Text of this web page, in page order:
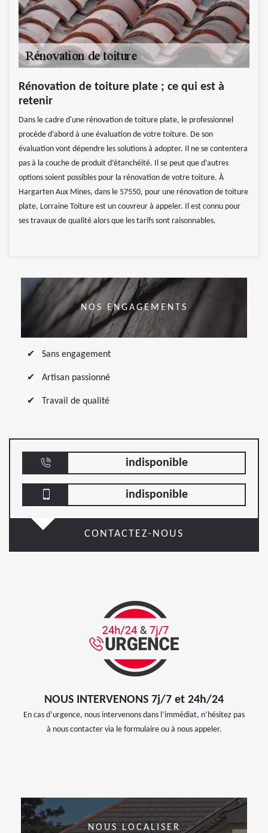
Rénovation de toiture plate ; ce qui est à
retenir
Dans le cadre d'une rénovation de toiture plate, le professionnel
procède d’abord à une évaluation de votre toiture. De son
évaluation vont dépendre les solutions à adopter. Il ne se contentera
pas à la couche de produit d’étanchéité. Il se peut que d’autres
options soient possibles pour la rénovation de votre toiture. À
Hargarten Aux Mines, dans le 57550, pour une rénovation de toiture
plate, Lorraine Toiture est un couvreur à appeler. Il est connu pour
ses travaux de qualité alors que les tarifs sont raisonnables.
NOS ENGAGEMENTS
Sans engagement
Artisan passionné
Travail de qualité
indisponible
indisponible
CONTACTEZ-NOUS
NOUS INTERVENONS 7j/7 et 24h/24
En cas d’urgence, nous intervenons dans l’immédiat, n’hésitez pas
à nous contacter via le formulaire ou à nous appeler.
NOUS LOCALISER